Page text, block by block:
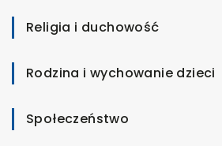
Religia i duchowość
Rodzina i wychowanie dzieci
Społeczeństwo